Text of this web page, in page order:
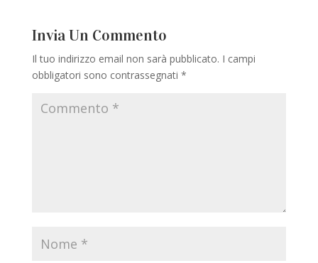
Invia Un Commento
Il tuo indirizzo email non sarà pubblicato. I campi
obbligatori sono contrassegnati *